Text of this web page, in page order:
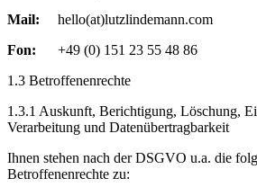
Mail: hello(at)lutzlindemann.com
Fon: +49 (0) 151 23 55 48 86
1.3 Betroffenenrechte
1.3.1 Auskunft, Berichtigung, Löschung,
Verarbeitung und Datenübertragbarkeit
Ihnen stehen nach der DSGVO u.a. die
Betroffenenrechte zu: